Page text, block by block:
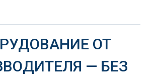
ОТ
— БЕЗ